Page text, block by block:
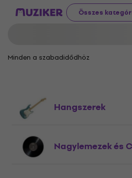
Összes
Minden a szabadidődhöz
Hangszerek
Nagylemezek és